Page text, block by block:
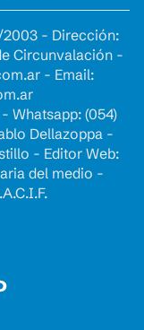
2003 - Dirección:
Circunvalación -
- Email:
Whatsapp: (054)
Dellazoppa -
- Editor Web:
del medio -